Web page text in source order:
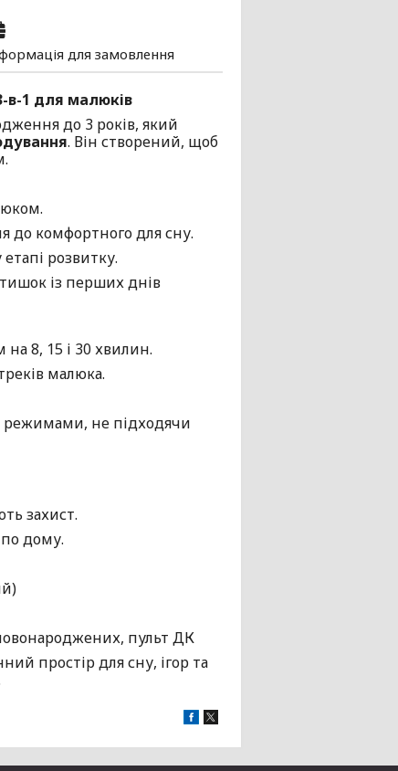
для замовлення
в-1 для малюків
до 3 років, який
. Він створений, щоб
до комфортного для сну.
розвитку.
із перших днів
8, 15 і 30 хвилин.
малюка.
режимами, не підходячи
захист.
по дому.
пульт ДК
простір для сну, ігор та